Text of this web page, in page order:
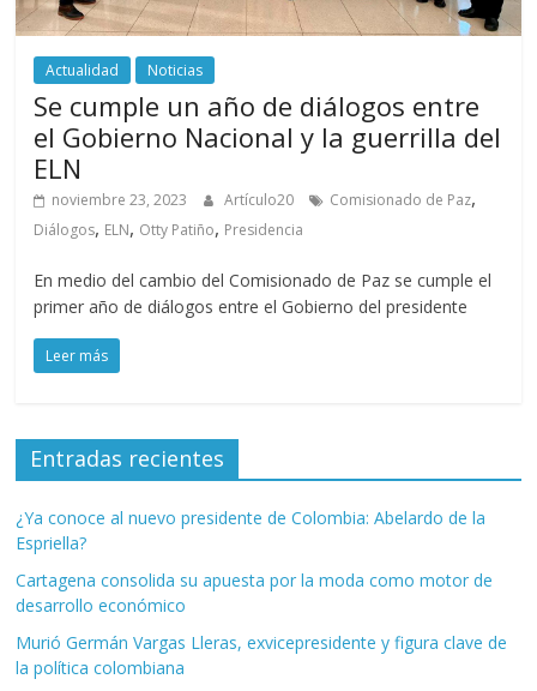
Actualidad Noticias
Se cumple un año de diálogos entre
el Gobierno Nacional y la guerrilla del
ELN
noviembre 23, 2023 Artículo20 Comisionado de Paz,
Diálogos, ELN, Otty Patiño, Presidencia
En medio del cambio del Comisionado de Paz se cumple el
primer año de diálogos entre el Gobierno del presidente
Leer más
Entradas recientes
¿Ya conoce al nuevo presidente de Colombia: Abelardo de la
Espriella?
Cartagena consolida su apuesta por la moda como motor de
desarrollo económico
Murió Germán Vargas Lleras, exvicepresidente y figura clave de
la política colombiana